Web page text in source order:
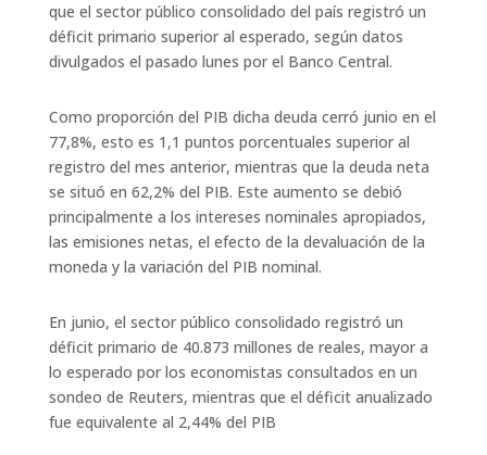
que el sector público consolidado del país registró un
déficit primario superior al esperado, según datos
divulgados el pasado lunes por el Banco Central.​
Como proporción del PIB dicha deuda cerró junio en el
77,8%, esto es 1,1 puntos porcentuales superior al
registro del mes anterior, mientras que la deuda neta
se situó en 62,2% del PIB. Este aumento se debió
principalmente a los intereses nominales apropiados,
las emisiones netas, el efecto de la devaluación de la
moneda y la variación del PIB nominal.​
En junio, el sector público consolidado registró un
déficit primario de 40.873 millones de reales, mayor a
lo esperado por los economistas consultados en un
sondeo de Reuters, mientras que el déficit anualizado
fue equivalente al 2,44% del PIB​